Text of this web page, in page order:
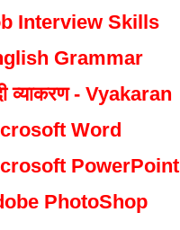
Interview Skills
Grammar
व्याकरण - Vyakaran
Word
PowerPoint
PhotoShop